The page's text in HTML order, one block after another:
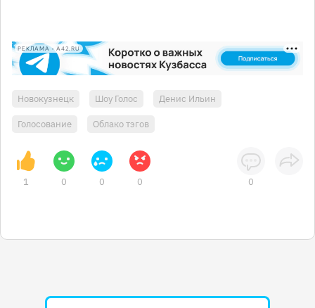
РЕКЛАМА • A42.RU
Новокузнецк Шоу Голос Денис Ильин
Голосование Облако тэгов
1 0 0 0 0